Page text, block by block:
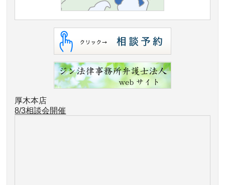
厚木本店
8/3相談会開催